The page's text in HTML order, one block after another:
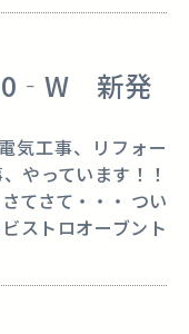
新発
気工事、リフォー
やっています！！
てさて・・・ つい
ストロオーブント